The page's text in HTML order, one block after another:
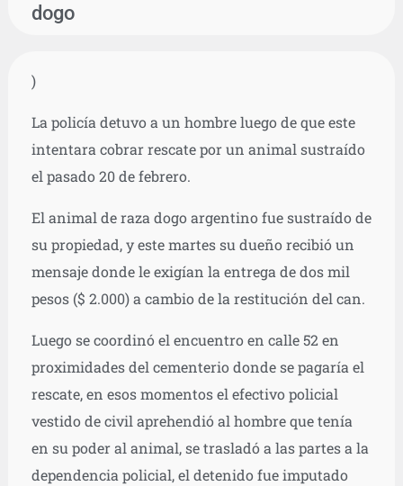
dogo
)
La policía detuvo a un hombre luego de que este
intentara cobrar rescate por un animal sustraído
el pasado 20 de febrero.
El animal de raza dogo argentino fue sustraído de
su propiedad, y este martes su dueño recibió un
mensaje donde le exigían la entrega de dos mil
pesos ($ 2.000) a cambio de la restitución del can.
Luego se coordinó el encuentro en calle 52 en
proximidades del cementerio donde se pagaría el
rescate, en esos momentos el efectivo policial
vestido de civil aprehendió al hombre que tenía
en su poder al animal, se trasladó a las partes a la
dependencia policial, el detenido fue imputado